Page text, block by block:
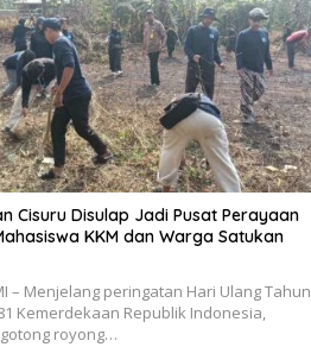
Cisuru Disulap Jadi Pusat Perayaan
KKM dan Warga Satukan
– Menjelang peringatan Hari Ulang Tahun
Kemerdekaan Republik Indonesia,
royong…